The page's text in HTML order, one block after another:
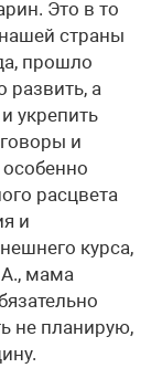
Это в то
страны
прошло
развить, а
укрепить
и
расцвета
и
курса,
А., мама
не планирую,